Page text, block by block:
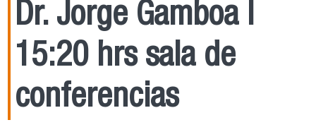
Dr. Jorge Gamboa l
15:20 hrs sala de
conferencias